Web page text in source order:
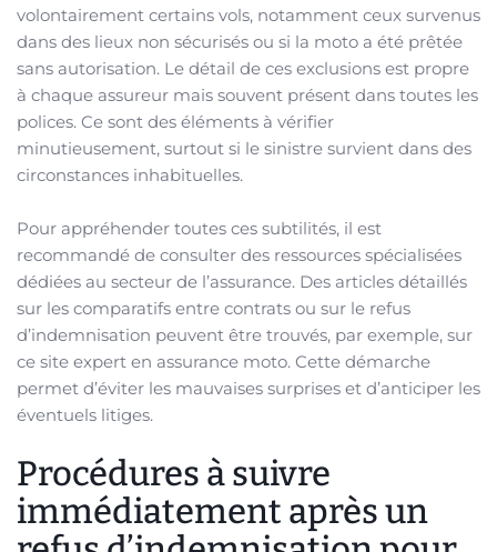
volontairement certains vols, notamment ceux survenus
dans des lieux non sécurisés ou si la moto a été prêtée
sans autorisation. Le détail de ces exclusions est propre
à chaque assureur mais souvent présent dans toutes les
polices. Ce sont des éléments à vérifier
minutieusement, surtout si le sinistre survient dans des
circonstances inhabituelles.
Pour appréhender toutes ces subtilités, il est
recommandé de consulter des ressources spécialisées
dédiées au secteur de l’assurance. Des articles détaillés
sur les comparatifs entre contrats ou sur le refus
d’indemnisation peuvent être trouvés, par exemple, sur
ce site expert en assurance moto. Cette démarche
permet d’éviter les mauvaises surprises et d’anticiper les
éventuels litiges.
Procédures à suivre
immédiatement après un